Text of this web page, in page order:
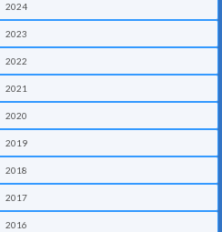
2024
2023
2022
2021
2020
2019
2018
2017
2016